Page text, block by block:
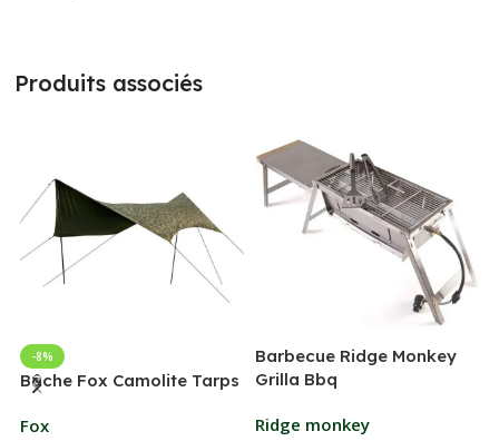
Produits associés
-8%
Bâche Fox Camolite Tarps
Fox
Barbecue Ridge Monkey
Grilla Bbq
Ridge monkey